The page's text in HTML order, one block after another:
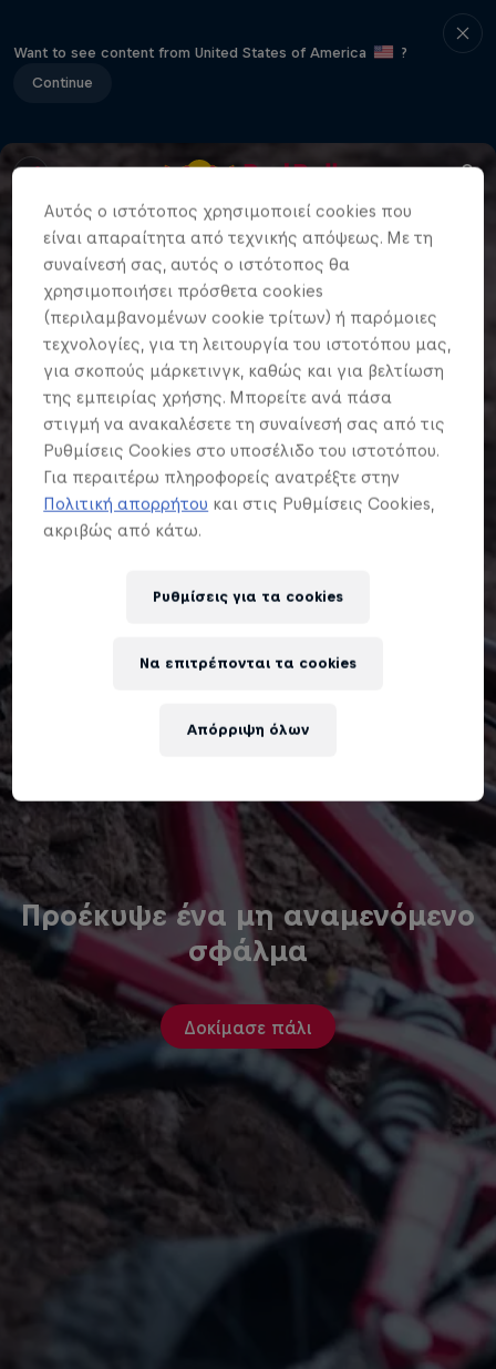
Want to see content from United States of America
?
Continue
Προέκυψε ένα μη αναμενόμενο
σφάλμα
Δοκίμασε πάλι
Αυτός ο ιστότοπος χρησιμοποιεί cookies που
είναι απαραίτητα από τεχνικής απόψεως. Με τη
συναίνεσή σας, αυτός ο ιστότοπος θα
χρησιμοποιήσει πρόσθετα cookies
(περιλαμβανομένων cookie τρίτων) ή παρόμοιες
τεχνολογίες, για τη λειτουργία του ιστοτόπου μας,
για σκοπούς μάρκετινγκ, καθώς και για βελτίωση
της εμπειρίας χρήσης. Μπορείτε ανά πάσα
στιγμή να ανακαλέσετε τη συναίνεσή σας από τις
Ρυθμίσεις Cookies στο υποσέλιδο του ιστοτόπου.
Για περαιτέρω πληροφορείς ανατρέξτε στην
Πολιτική απορρήτου και στις Ρυθμίσεις Cookies,
ακριβώς από κάτω.
Ρυθμίσεις για τα cookies
Απόρριψη όλων
Να επιτρέπονται τα cookies